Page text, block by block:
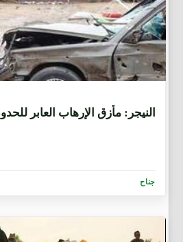
النيجر: مأزق الإرهاب العابر
جناح